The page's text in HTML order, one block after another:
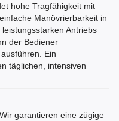
hohe Tragfähigkeit mit
Manövrierbarkeit in
Antriebs
der Bediener
Ein
täglichen, intensiven
Wir garantieren eine zügige